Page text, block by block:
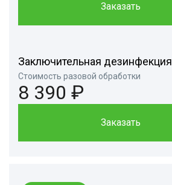
Заказать
Заключительная дезинфекция
Стоимость разовой обработки
8 390 ₽
Заказать